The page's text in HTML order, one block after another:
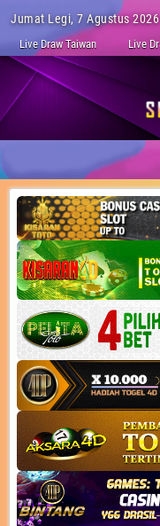
Jumat Legi, 7 Agustus
Live Draw Taiwan Live